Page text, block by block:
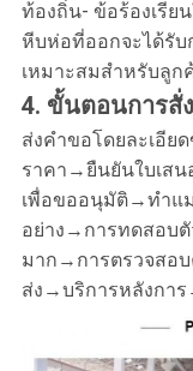
ท้องถิ่น- ข้อร้องเรีย
หีบห่อที่ออกจะได้รั
เหมาะสมสำหรับลูก
4. ขั้นตอนการสั่
ส่งคำขอโดยละเอี
ราคา→ยืนยันใบเสน
เพื่อขออนุมัติ→ทำ
อย่าง→การทดสอบ
มาก→การตรวจสอ
ส่ง→บริการหลังการ